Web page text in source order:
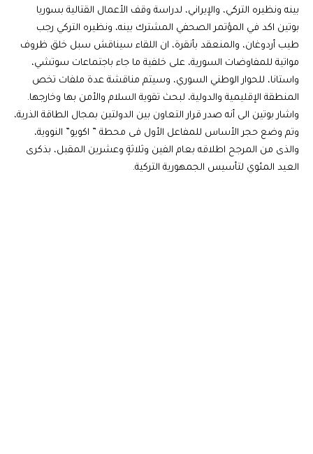
بينه ونظيره التركي، والإيراني، لدراسة وقف الأعمال القتالية بسوريا
بوتين اكد في المؤتمر الصحفي المشترك بينه، ونظيره التركي رجب
طيب أردوغان، والمنعقد بأنقرة، ان اللقاء سيناقش سبل خلق ظروف
مواتية للمفاوضات السورية، على خلفية ما جاء باجتماعات سوتشي،
واستانا، للحوار الوطني السوري، وسيتم مناقشة عدة ملفات تخص
المنطقة الإقليمية والدولية، لبحث تقوية السلام والأمن بها وخارجها.
واشار بوتين الى أنه صدر قرار التعاون بين الدولتين بمجال الطاقة الذرية،
وتم وضع حجر الأساس للمفاعل الأول فى محطة ” اكويو” النووية،
والذى من المرجح اطلاقه بعام الفين وثلاثةٍ وعشرين المقبل، بذكرى
العيد المئوي لتأسيس الجمهورية التركية.